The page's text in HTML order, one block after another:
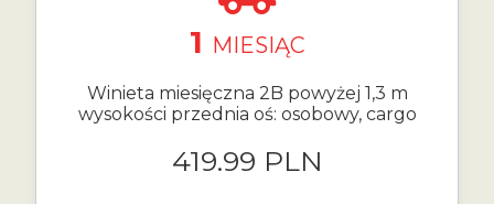
1 MIESIĄC
Winieta miesięczna 2B powyżej 1,3 m
wysokości przednia oś: osobowy, cargo
419.99 PLN